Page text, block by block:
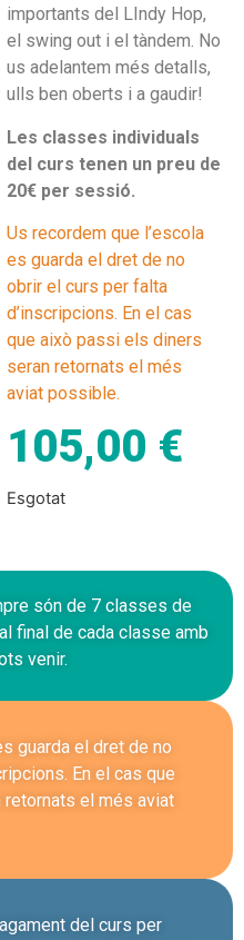
importants del LIndy Hop,
el swing out i el tàndem. No
us adelantem més detalls,
ulls ben oberts i a gaudir!
Les classes individuals
del curs tenen un preu de
20€ per sessió.
Us recordem que l’escola
es guarda el dret de no
obrir el curs per falta
d’inscripcions. En el cas
que això passi els diners
seran retornats el més
aviat possible.
105,00 €
Esgotat
són de 7 classes de
final de cada classe amb
venir.
guarda el dret de no
En el cas que
el més aviat
del curs per